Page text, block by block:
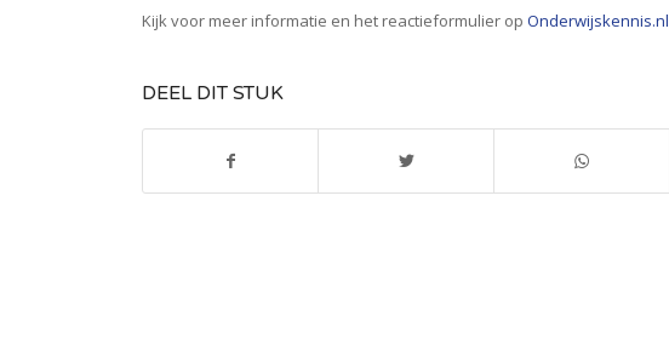
Kijk voor meer informatie en het reactieformulier opOnderwijskennis.nl
DEEL DIT STUK